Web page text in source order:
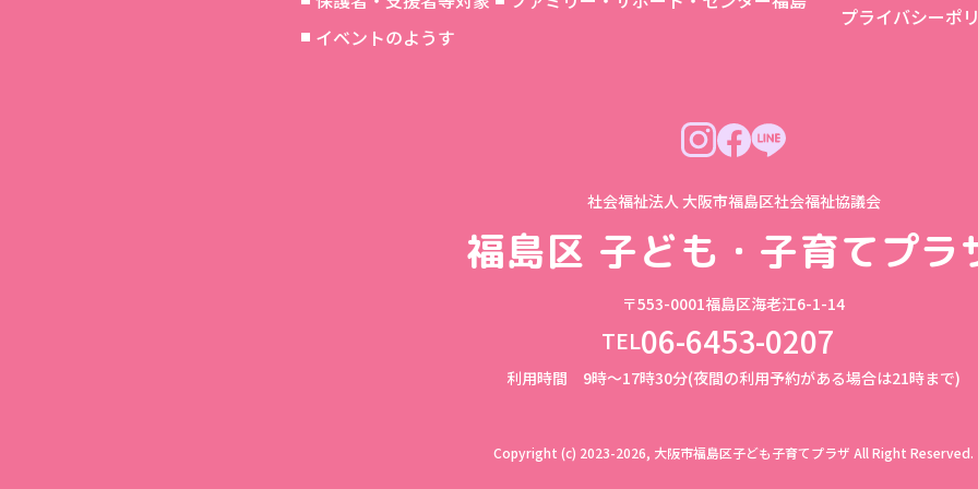
イベントのようす
プライバシーポ
社会福祉法人 大阪市福島区社会福祉協議会
福島区 子ども・子育てプラ
〒553-0001福島区海老江6-1-14
TEL06-6453-0207
利用時間 9時～17時30分(夜間の利用予約がある場合は21時まで)
Copyright (c) 2023-2026, 大阪市福島区子ども子育てプラザ All Right Reserved.